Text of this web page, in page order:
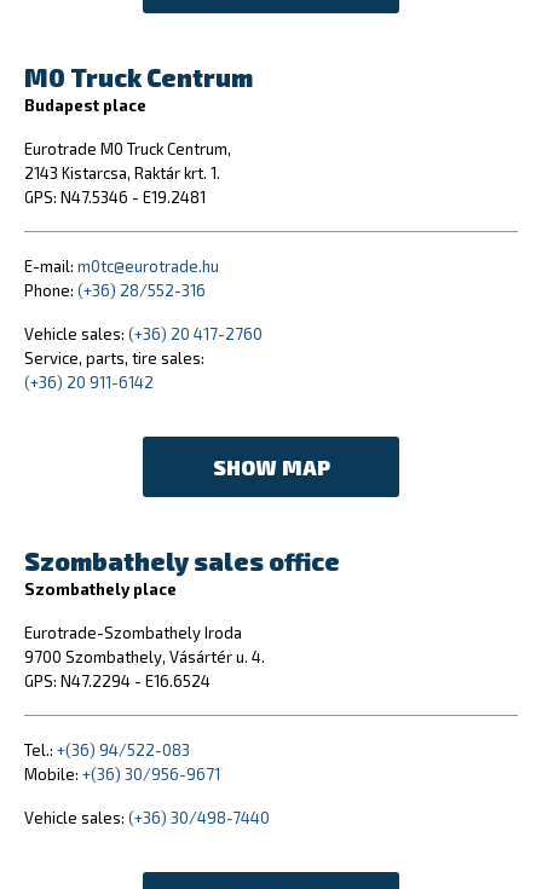
M0 Truck Centrum
Budapest place
Eurotrade M0 Truck Centrum,
2143 Kistarcsa, Raktár krt. 1.
GPS: N47.5346 - E19.2481
E-mail: m0tc@eurotrade.hu
Phone: (+36) 28/552-316
Vehicle sales: (+36) 20 417-2760
Service, parts, tire sales:
(+36) 20 911-6142
SHOW MAP
Szombathely sales office
Szombathely place
Eurotrade-Szombathely Iroda
9700 Szombathely, Vásártér u. 4.
GPS: N47.2294 - E16.6524
Tel.: +(36) 94/522-083
Mobile: +(36) 30/956-9671
Vehicle sales: (+36) 30/498-7440